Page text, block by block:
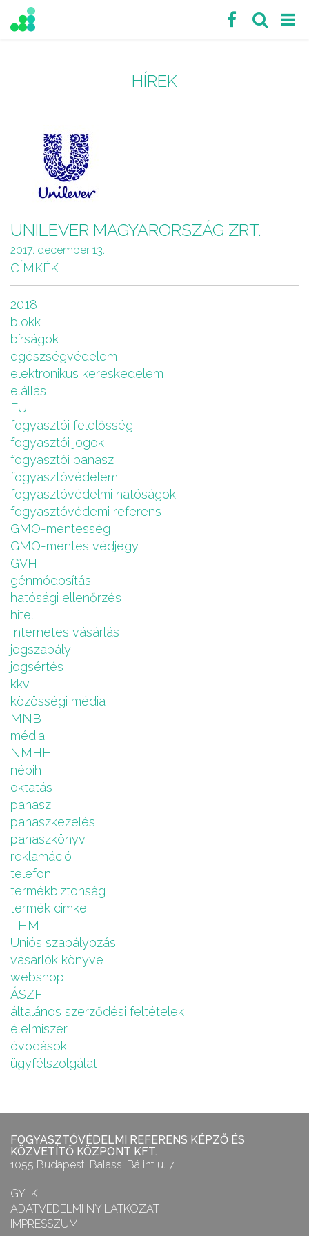
HÍREK
UNILEVER MAGYARORSZÁG ZRT.
2017. december 13.
CÍMKÉK
2018
blokk
bírságok
egészségvédelem
elektronikus kereskedelem
elállás
EU
fogyasztói felelősség
fogyasztói jogok
fogyasztói panasz
fogyasztóvédelem
fogyasztóvédelmi hatóságok
fogyasztóvédemi referens
GMO-mentesség
GMO-mentes védjegy
GVH
génmódosítás
hatósági ellenőrzés
hitel
Internetes vásárlás
jogszabály
jogsértés
kkv
közösségi média
MNB
média
NMHH
nébih
oktatás
panasz
panaszkezelés
panaszkönyv
reklamáció
telefon
termékbiztonság
termék cimke
THM
Uniós szabályozás
vásárlók könyve
webshop
ÁSZF
általános szerződési feltételek
élelmiszer
óvodások
ügyfélszolgálat
FOGYASZTÓVÉDELMI REFERENS KÉPZŐ ÉS
KÖZVETÍTŐ KÖZPONT KFT.
1055 Budapest, Balassi Bálint u. 7.
GY.I.K.
ADATVÉDELMI NYILATKOZAT
IMPRESSZUM